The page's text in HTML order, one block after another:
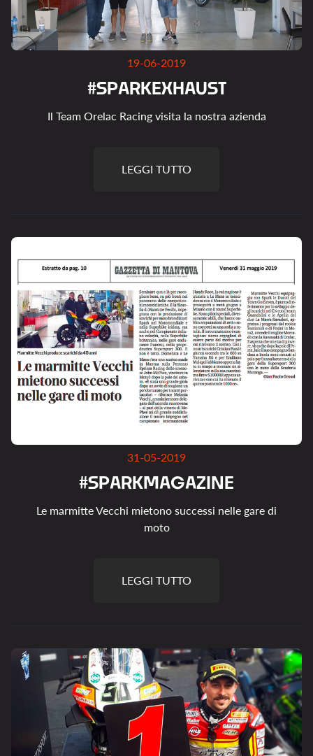
19-06-2019
#SPARKEXHAUST
Il Team Orelac Racing visita la nostra azienda
LEGGI TUTTO
31-05-2019
#SPARKMAGAZINE
Le marmitte Vecchi mietono successi nelle gare di
moto
LEGGI TUTTO